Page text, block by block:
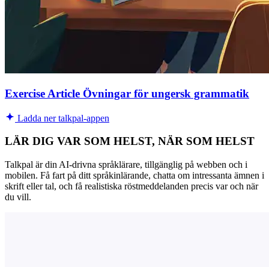
Exercise Article Övningar för ungersk grammatik
Ladda ner talkpal-appen
LÄR DIG VAR SOM HELST, NÄR SOM HELST
Talkpal är din AI-drivna språklärare, tillgänglig på webben och i
mobilen. Få fart på ditt språkinlärande, chatta om intressanta ämnen i
skrift eller tal, och få realistiska röstmeddelanden precis var och när
du vill.